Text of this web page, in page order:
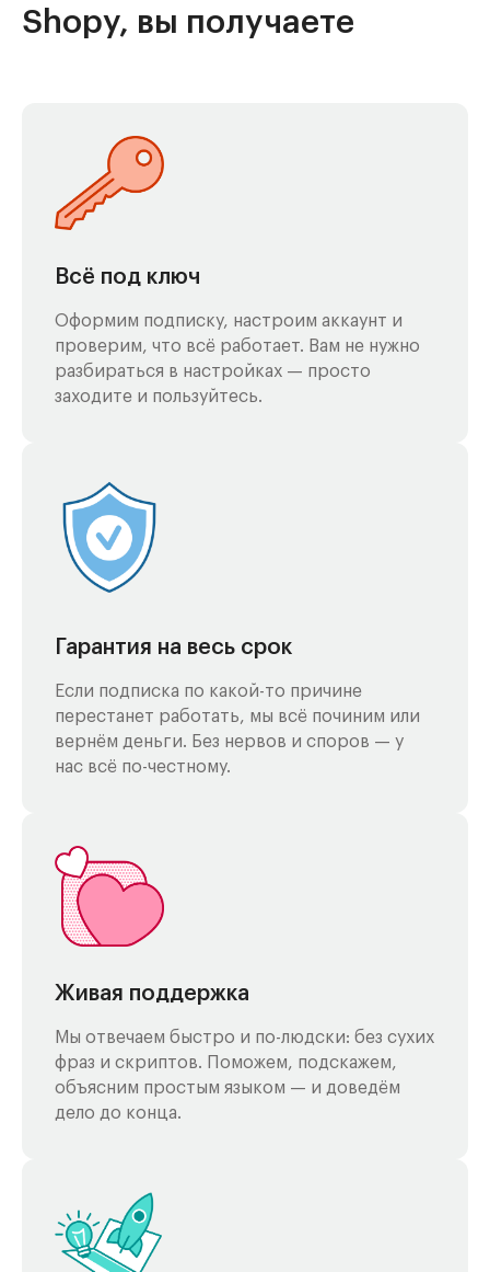
Shopy, вы получаете
Всё под ключ
Оформим подписку, настроим аккаунт и
проверим, что всё работает. Вам не нужно
разбираться в настройках — просто
заходите и пользуйтесь.
Гарантия на весь срок
Если подписка по какой-то причине
перестанет работать, мы всё починим или
вернём деньги. Без нервов и споров — у
нас всё по-честному.
Живая поддержка
Мы отвечаем быстро и по-людски: без сухих
фраз и скриптов. Поможем, подскажем,
объясним простым языком — и доведём
дело до конца.